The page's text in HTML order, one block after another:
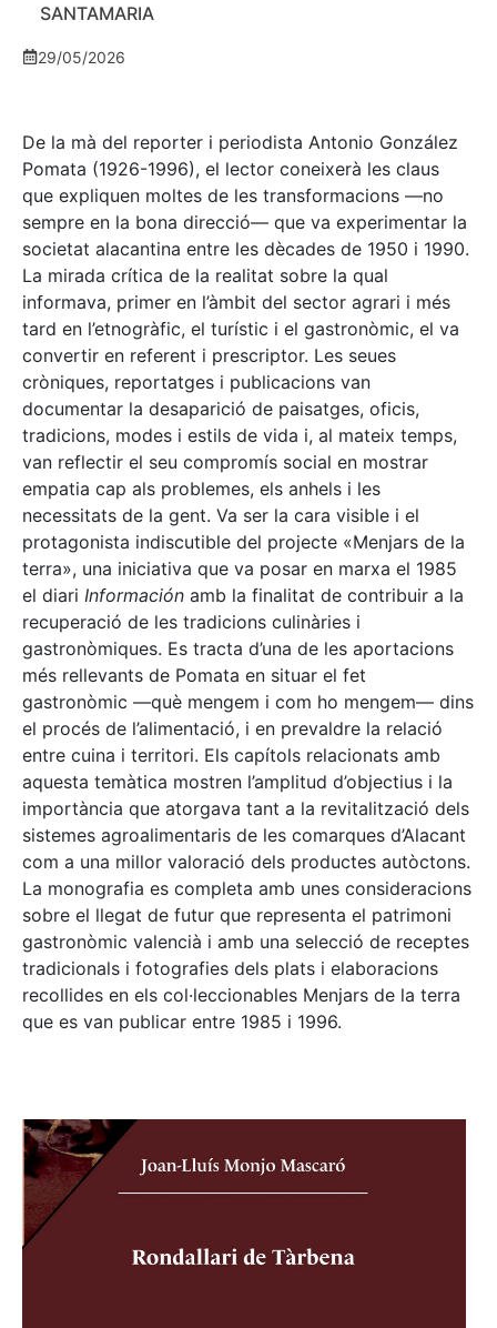
SANTAMARIA
29/05/2026
De la mà del reporter i periodista Antonio González
Pomata (1926-1996), el lector coneixerà les claus
que expliquen moltes de les transformacions —no
sempre en la bona direcció— que va experimentar la
societat alacantina entre les dècades de 1950 i 1990.
La mirada crítica de la realitat sobre la qual
informava, primer en l’àmbit del sector agrari i més
tard en l’etnogràfic, el turístic i el gastronòmic, el va
convertir en referent i prescriptor. Les seues
cròniques, reportatges i publicacions van
documentar la desaparició de paisatges, oficis,
tradicions, modes i estils de vida i, al mateix temps,
van reflectir el seu compromís social en mostrar
empatia cap als problemes, els anhels i les
necessitats de la gent. Va ser la cara visible i el
protagonista indiscutible del projecte «Menjars de la
terra», una iniciativa que va posar en marxa el 1985
el diari Información amb la finalitat de contribuir a la
recuperació de les tradicions culinàries i
gastronòmiques. Es tracta d’una de les aportacions
més rellevants de Pomata en situar el fet
gastronòmic —què mengem i com ho mengem— dins
el procés de l’alimentació, i en prevaldre la relació
entre cuina i territori. Els capítols relacionats amb
aquesta temàtica mostren l’amplitud d’objectius i la
importància que atorgava tant a la revitalització dels
sistemes agroalimentaris de les comarques d’Alacant
com a una millor valoració dels productes autòctons.
La monografia es completa amb unes consideracions
sobre el llegat de futur que representa el patrimoni
gastronòmic valencià i amb una selecció de receptes
tradicionals i fotografies dels plats i elaboracions
recollides en els col·leccionables Menjars de la terra
que es van publicar entre 1985 i 1996.